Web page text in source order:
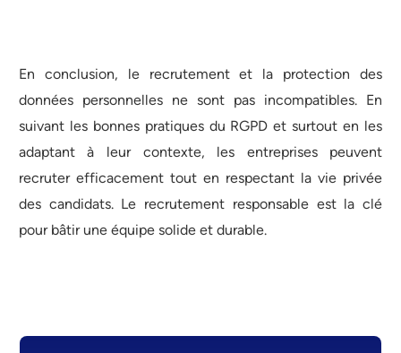
En conclusion, le recrutement et la protection des
données personnelles ne sont pas incompatibles. En
suivant les bonnes pratiques du RGPD et surtout en les
adaptant à leur contexte, les entreprises peuvent
recruter efficacement tout en respectant la vie privée
des candidats. Le recrutement responsable est la clé
pour bâtir une équipe solide et durable.